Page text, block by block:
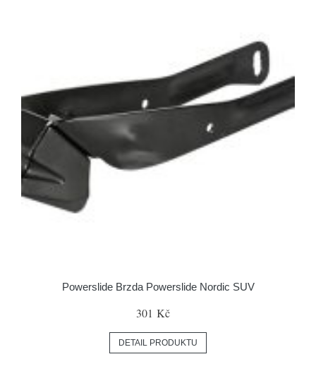
Powerslide Brzda Powerslide Nordic SUV
301 Kč
DETAIL PRODUKTU